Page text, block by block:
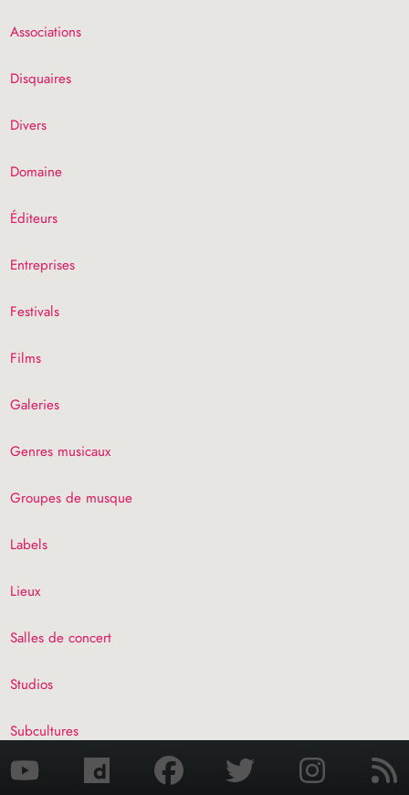
Associations
Disquaires
Divers
Domaine
Éditeurs
Entreprises
Festivals
Films
Galeries
Genres musicaux
Groupes de musque
Labels
Lieux
Salles de concert
Studios
Subcultures